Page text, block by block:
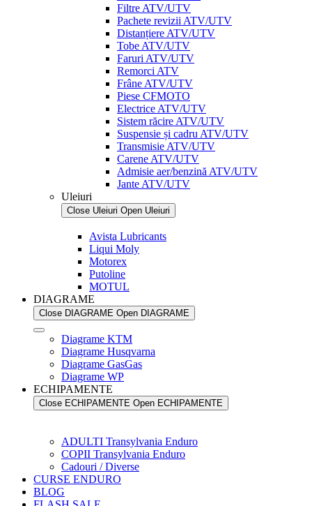
Filtre ATV/UTV
Pachete revizii ATV/UTV
Distanțiere ATV/UTV
Tobe ATV/UTV
Faruri ATV/UTV
Remorci ATV
Frâne ATV/UTV
Piese CFMOTO
Electrice ATV/UTV
Sistem răcire ATV/UTV
Suspensie și cadru ATV/UTV
Transmisie ATV/UTV
Carene ATV/UTV
Admisie aer/benzină ATV/UTV
Jante ATV/UTV
Uleiuri
Close Uleiuri Open Uleiuri
Avista Lubricants
Liqui Moly
Motorex
Putoline
MOTUL
DIAGRAME
Close DIAGRAME Open DIAGRAME
Diagrame KTM
Diagrame Husqvarna
Diagrame GasGas
Diagrame WP
ECHIPAMENTE
Close ECHIPAMENTE Open ECHIPAMENTE
ADULTI Transylvania Enduro
COPII Transylvania Enduro
Cadouri / Diverse
CURSE ENDURO
BLOG